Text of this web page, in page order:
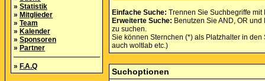
» Statistik
» Mitglieder
» Team
» Kalender
» Sponsoren
» Partner
» F.A.Q
Einfache Suche: Trennen Sie Suchbegriffe
Erweiterte Suche: Benutzen Sie AND, OR
zu suchen.
Sie können Sternchen (*) als Platzhalter in
auch woltlab etc.)
Suchoptionen